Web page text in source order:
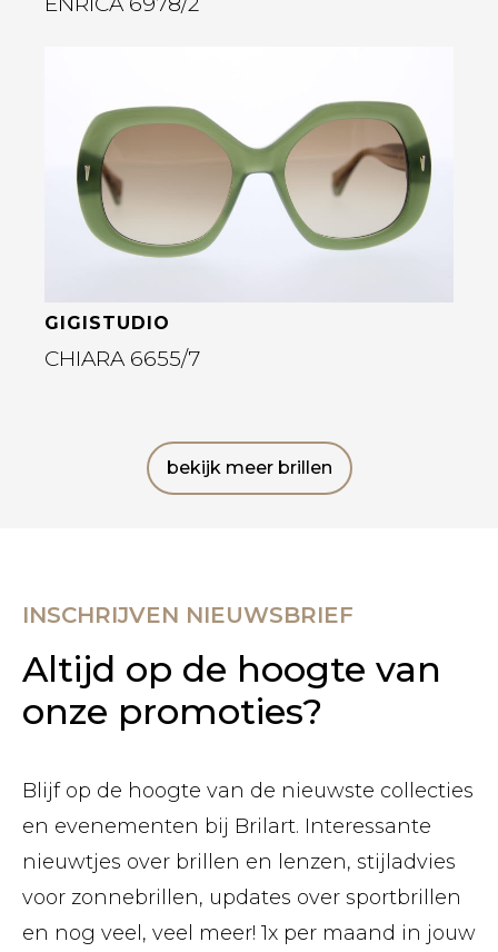
Bekijk deze bril
GIGISTUDIO
CHIARA 6655/7
bekijk meer brillen
INSCHRIJVEN NIEUWSBRIEF
Altijd op de hoogte van
onze promoties?
Blijf op de hoogte van de nieuwste collecties
en evenementen bij Brilart. Interessante
nieuwtjes over brillen en lenzen, stijladvies
voor zonnebrillen, updates over sportbrillen
en nog veel, veel meer! 1x per maand in jouw